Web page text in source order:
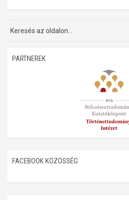
Dokumentumok
PARTNEREK
FACEBOOK KÖZÖSSÉG